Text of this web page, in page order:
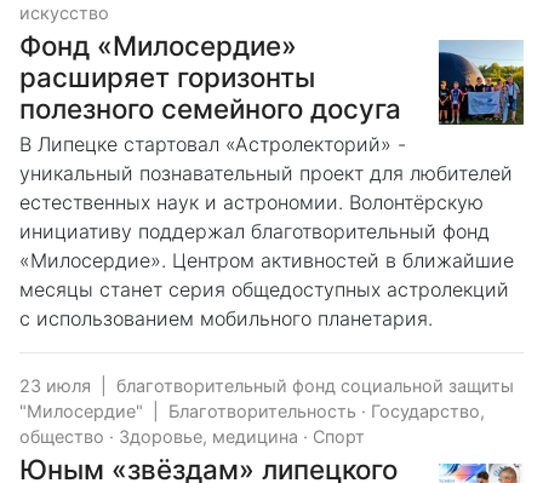
искусство
Фонд «Милосердие»
расширяет горизонты
полезного семейного досуга
В Липецке стартовал «Астролекторий» -
уникальный познавательный проект для любителей
естественных наук и астрономии. Волонтёрскую
инициативу поддержал благотворительный фонд
«Милосердие». Центром активностей в ближайшие
месяцы станет серия общедоступных астролекций
с использованием мобильного планетария.
23 июля
благотворительный фонд социальной защиты
"Милосердие"
Благотворительность · Государство,
общество · Здоровье, медицина · Спорт
Юным «звёздам» липецкого